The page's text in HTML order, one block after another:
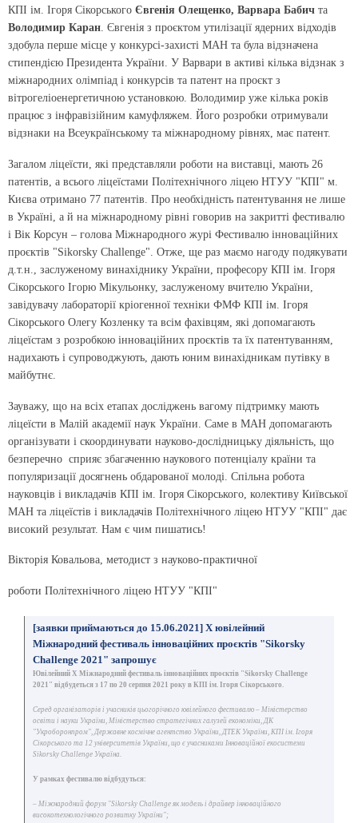
КПІ ім. Ігоря Сікорського Євгенія Олещенко, Варвара Бабич та
Володимир Каран. Євгенія з проєктом утилізації ядерних відходів
здобула перше місце у конкурсі-захисті МАН та була відзначена
стипендією Президента України. У Варвари в активі кілька відзнак з
міжнародних олімпіад і конкурсів та патент на проєкт з
вітрогеліоенергетичною установкою. Володимир уже кілька років
працює з інфравізійним камуфляжем. Його розробки отримували
відзнаки на Всеукраїнському та міжнародному рівнях, має патент.
Загалом ліцеїсти, які представляли роботи на виставці, мають 26
патентів, а всього ліцеїстами Політехнічного ліцею НТУУ "КПІ" м.
Києва отримано 77 патентів. Про необхідність патентування не лише
в Україні, а й на міжнародному рівні говорив на закритті фестивалю
і Вік Корсун – голова Міжнародного журі Фестивалю інноваційних
проєктів "Sikorsky Challenge". Отже, ще раз маємо нагоду подякувати
д.т.н., заслуженому винахіднику України, професору КПІ ім. Ігоря
Сікорського Ігорю Мікульонку, заслуженому вчителю України,
завідувачу лабораторії кріогенної техніки ФМФ КПІ ім. Ігоря
Сікорського Олегу Козленку та всім фахівцям, які допомагають
ліцеїстам з розробкою інноваційних проєктів та їх патентуванням,
надихають і супроводжують, дають юним винахідникам путівку в
майбутнє.
Зауважу, що на всіх етапах досліджень вагому підтримку мають
ліцеїсти в Малій академії наук України. Саме в МАН допомагають
організувати і скоординувати науково-дослідницьку діяльність, що
безперечно сприяє збагаченню наукового потенціалу країни та
популяризації досягнень обдарованої молоді. Спільна робота
науковців і викладачів КПІ ім. Ігоря Сікорського, колективу Київської
МАН та ліцеїстів і викладачів Політехнічного ліцею НТУУ "КПІ" дає
високий результат. Нам є чим пишатись!
Вікторія Ковальова, методист з науково-практичної
роботи Політехнічного ліцею НТУУ "КПІ"
[заявки приймаються до 15.06.2021] X ювілейний
Міжнародний фестиваль інноваційних проєктів "Sikorsky
Challenge 2021" запрошує
Ювілейний Х Міжнародний фестиваль інноваційних проєктів "Sikorsky Challenge
2021" відбудеться з 17 по 20 серпня 2021 року в КПІ ім. Ігоря Сікорського.
Серед організаторів і учасників цьогорічного ювілейного фестивалю – Міністерство
освіти і науки України, Міністерство стратегічних галузей економіки, ДК
"Укроборонпром", Державне космічне агентство України, ДТЕК України, КПІ ім. Ігоря
Сікорського та 12 університетів України, що є учасниками Інноваційної екосистеми
Sikorsky Challenge Україна.
У рамках фестивалю відбудуться:
– Міжнародний форум "Sikorsky Challenge як модель і драйвер інноваційного
високотехнологічного розвитку України";